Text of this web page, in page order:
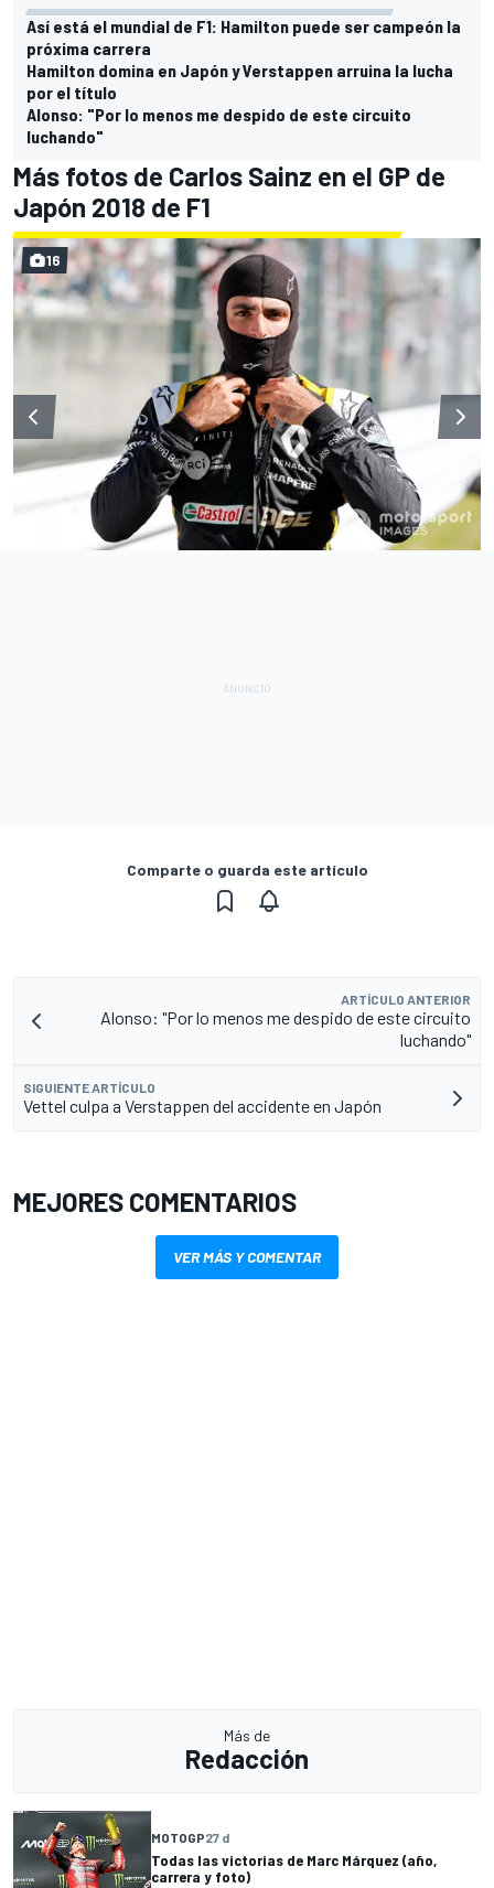
Así está el mundial de F1: Hamilton puede ser campeón la
próxima carrera
Hamilton domina en Japón y Verstappen arruina la lucha
por el título
Alonso: "Por lo menos me despido de este circuito
luchando"
Más fotos de Carlos Sainz en el GP de
Japón 2018 de F1
16
Comparte o guarda este artículo
ARTÍCULO ANTERIOR
Alonso: "Por lo menos me despido de este circuito
luchando"
SIGUIENTE ARTÍCULO
Vettel culpa a Verstappen del accidente en Japón
MEJORES COMENTARIOS
VER MÁS Y COMENTAR
Más de
Redacción
MOTOGP27 d
Todas las victorias de Marc Márquez (año,
carrera y foto)